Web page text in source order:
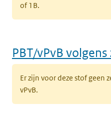
of 1B.
PBT/vPvB
Er zijn voor deze stof geen
vPvB.